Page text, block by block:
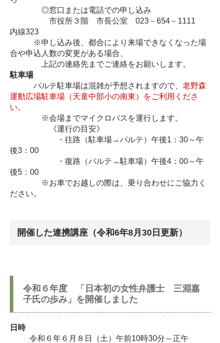
◎窓口または電話での申し込み
市役所３階 市長公室 023－654－1111
内線323
※申し込み後、都合により来場できなくなった場
合や申込人数の変更がある場合、
上記の連絡先までご連絡をお願いします。
駐車場
パルテ駐車場は混雑が予想されますので、 老野森
運動広場駐車場（天童中部小の南東）をご利用くださ
い。
※会場までマイクロバスを運行します。
《運行の目安》
・往路（駐車場→パルテ）午後1：30～午
後3：00
・復路（パルテ→駐車場）午後4：00～午
後5：00
※お車でお越しの際は、乗り合わせにご協力く
ださい。
開催した連携講座（令和6年8月30日更新）
令和６年度 「日本初の女性弁護士 三淵嘉
子氏の歩み」を開催しました
日時
令和６年６月８日（土）午前10時30分～正午